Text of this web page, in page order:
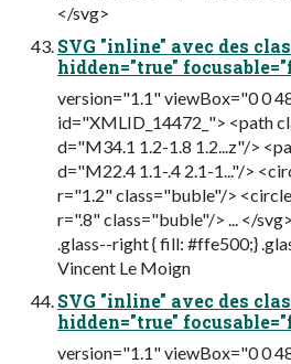
</svg>
SVG "inline" avec des
hidden="true"
version="1.1" viewBox="0 0
id="XMLID_14472_"> <path
d="M34.1 1.2-1.8 1.2...z"/>
d="M22.4 1.1-.4 2.1-1..."/>
r="1.2" class="buble"/>
r=".8" class="buble"/> ... </
.glass--right { fill: #ffe500;}
Vincent Le Moign
SVG "inline" avec des
hidden="true"
version="1.1" viewBox="0 0